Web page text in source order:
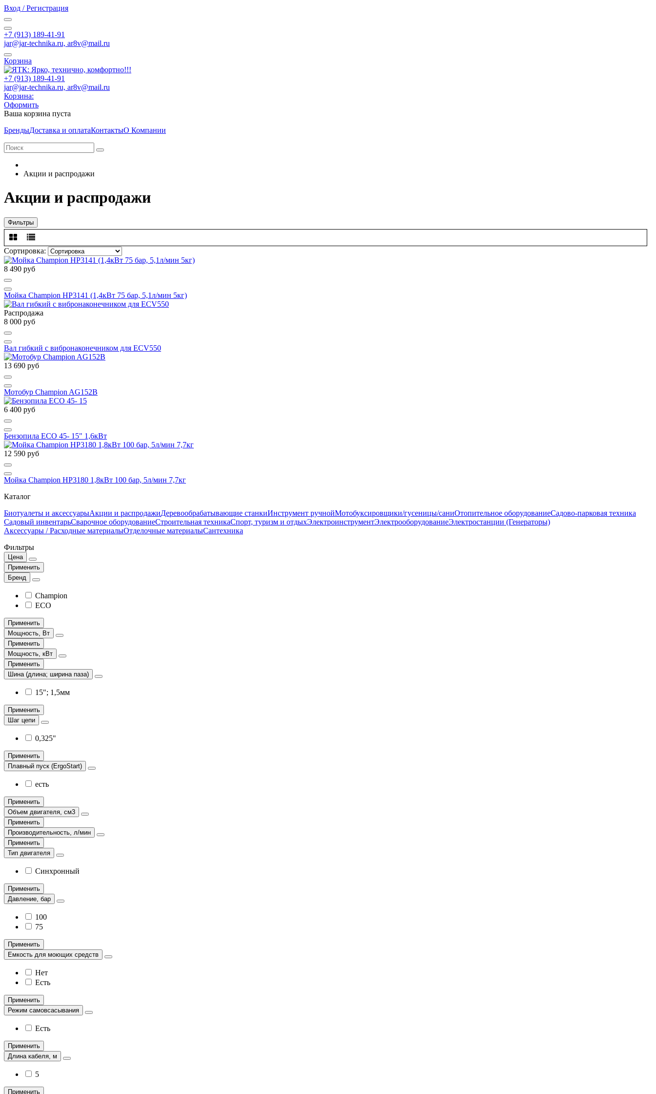
Вход / Регистрация
+7 (913) 189-41-91
jar@jar-technika.ru, ar8v@mail.ru
Корзина
+7 (913) 189-41-91
jar@jar-technika.ru, ar8v@mail.ru
Корзина:
Оформить
Ваша корзина пуста
БрендыДоставка и оплатаКонтактыО Компании
Акции и распродажи
Акции и распродажи
Фильтры
Сортировка:
8 490 руб
Мойка Champion HP3141 (1,4кВт 75 бар, 5,1л/мин 5кг)
Распродажа
8 000 руб
Вал гибкий с вибронаконечником для ECV550
13 690 руб
Мотобур Champion AG152B
6 400 руб
Бензопила ECO 45- 15" 1,6кВт
12 590 руб
Мойка Champion HP3180 1,8кВт 100 бар, 5л/мин 7,7кг
Каталог
Биотуалеты и аксессуарыАкции и распродажиДеревообрабатывающие станкиИнструмент ручнойМотобуксировщики/гусеницы/саниОтопительное оборудованиеСадово-парковая техника
Садовый инвентарьСварочное оборудованиеСтроительная техникаСпорт, туризм и отдыхЭлектроинструментЭлектрооборудованиеЭлектростанции (Генераторы)
Аксессуары / Расходные материалыОтделочные материалыСантехника
Фильтры
Цена
Применить
Бренд
Champion
ECO
Применить
Мощность, Вт
Применить
Мощность, кВт
Применить
Шина (длина; ширина паза)
15"; 1,5мм
Применить
Шаг цепи
0,325"
Применить
Плавный пуск (ErgoStart)
есть
Применить
Объем двигателя, см3
Применить
Производительность, л/мин
Применить
Тип двигателя
Синхронный
Применить
Давление, бар
100
75
Применить
Емкость для моющих средств
Нет
Есть
Применить
Режим самовсасывания
Есть
Применить
Длина кабеля, м
5
Применить